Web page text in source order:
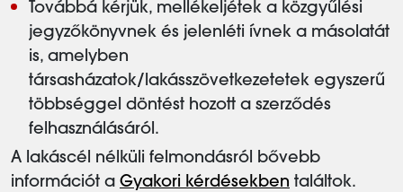
Továbbá kérjük, mellékeljétek a közgyűlési
jegyzőkönyvnek és jelenléti ívnek a másolatát
is, amelyben
társasházatok/lakásszövetkezetetek egyszerű
többséggel döntést hozott a szerződés
felhasználásáról.
A lakáscél nélküli felmondásról bővebb
információt a Gyakori kérdésekben találtok.